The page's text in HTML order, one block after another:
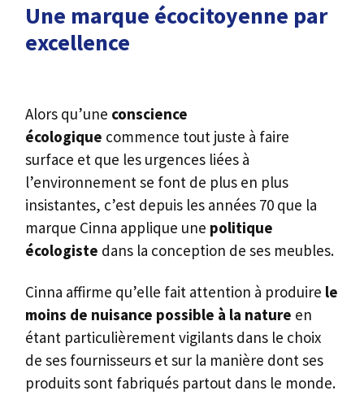
Une marque écocitoyenne par
excellence
Alors qu’une conscience
écologique commence tout juste à faire
surface et que les urgences liées à
l’environnement se font de plus en plus
insistantes, c’est depuis les années 70 que la
marque Cinna applique une politique
écologiste dans la conception de ses meubles.
Cinna affirme qu’elle fait attention à produire le
moins de nuisance possible à la nature en
étant particulièrement vigilants dans le choix
de ses fournisseurs et sur la manière dont ses
produits sont fabriqués partout dans le monde.